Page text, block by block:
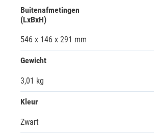
Buitenafmetingen
(LxBxH)
546 x 146 x 291 mm
Gewicht
3,01 kg
Kleur
Zwart